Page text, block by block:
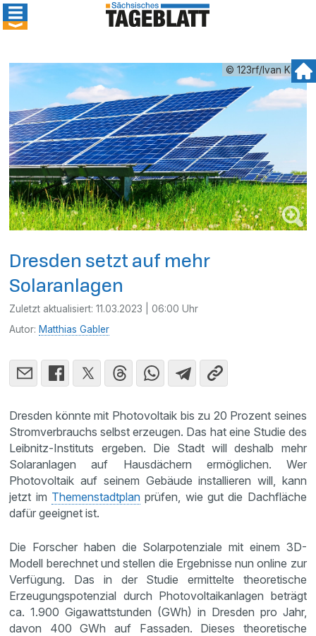
© 123rf/Ivan Kmit
Dresden setzt auf mehr
Solaranlagen
Zuletzt aktualisiert:11.03.2023 | 06:00 Uhr
Autor: Matthias Gabler
Dresden könnte mit Photovoltaik bis zu 20 Prozent seines
Stromverbrauchs selbst erzeugen. Das hat eine Studie des
Leibnitz-Instituts ergeben. Die Stadt will deshalb mehr
Solaranlagen auf Hausdächern ermöglichen. Wer
Photovoltaik auf seinem Gebäude installieren will, kann
jetzt im Themenstadtplan prüfen, wie gut die Dachfläche
dafür geeignet ist.
Die Forscher haben die Solarpotenziale mit einem 3D-
Modell berechnet und stellen die Ergebnisse nun online zur
Verfügung. Das in der Studie ermittelte theoretische
Erzeugungspotenzial durch Photovoltaikanlagen beträgt
ca. 1.900 Gigawattstunden (GWh) in Dresden pro Jahr,
davon 400 GWh auf Fassaden. Dieses theoretische